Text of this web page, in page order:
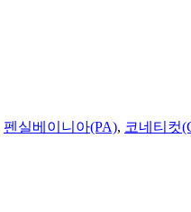
펜실베이니아(PA), 코네티컷